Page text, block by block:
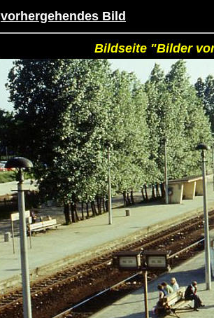
vorhergehendes Bild
Bildseite "Bilder